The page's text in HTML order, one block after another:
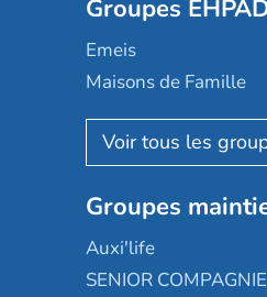
Mobicap
Domusvi
Happy Senior
Aquarelia
Nexity edenea
Les jardins d'Arcadie
Occitalia
Appartseniors
Groupes
Emeis
Maisons de Famille
Korian
Emera
Groupe SOS
Le Noble Âge
Almage
Groupes
Auxi'life
SENIOR COMPAGNIE